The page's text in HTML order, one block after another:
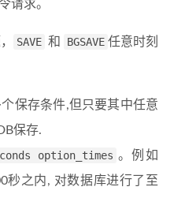
请求。
SAVE 和 BGSAVE 任意时刻
保存条件,但只要其中任意
保存.
option_times 。例如
秒之内, 对数据库进行了至